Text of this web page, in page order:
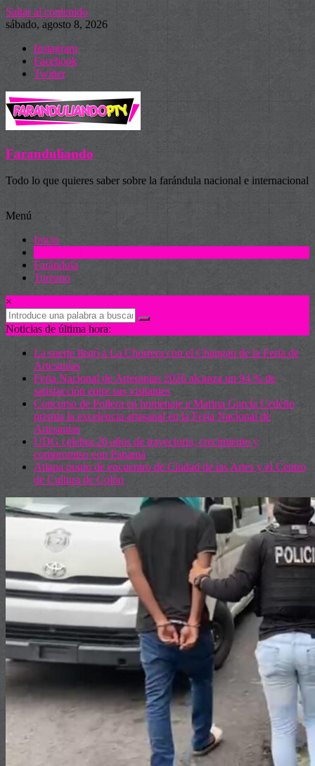
Saltar al contenido
sábado, agosto 8, 2026
Instagram
Facebook
Twitter
Faranduliando
Todo lo que quieres saber sobre la farándula nacional e internacional
Menú
Inicio
Farándula
Turismo
×
Noticias de última hora:
La suerte llegó a La Chorrera con el Changan de la Feria de
Artesanías
Feria Nacional de Artesanías 2026 alcanza un 94 % de
satisfacción entre sus visitantes
Concurso de Pollera en homenaje a Marina García Cedeño
premia la excelencia artesanal en la Feria Nacional de
Artesanías
UDG celebra 20 años de trayectoria, crecimiento y
compromiso con Panamá
Atlapa punto de encuentro de Ciudad de las Artes y el Centro
de Cultura de Colón